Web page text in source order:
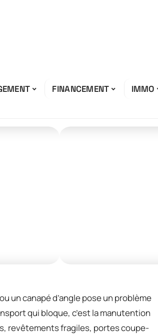
FINANCEMENT IMMO
un canapé d’angle pose un problème
qui bloque, c’est la manutention
revêtements fragiles, portes coupe-